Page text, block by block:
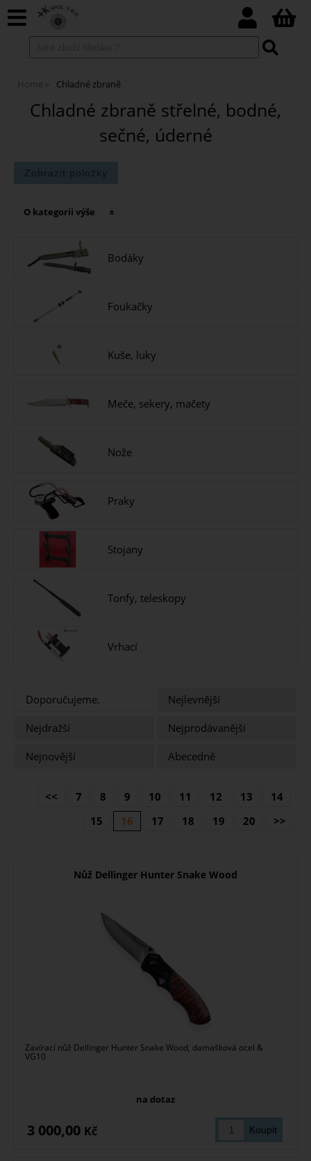
Home Chladné zbraně
Chladné zbraně střelné, bodné,
sečné, úderné
O kategorii výše
Bodáky
Foukačky
Kuše, luky
Meče, sekery, mačety
Nože
Praky
Stojany
Tonfy, teleskopy
Vrhací
Doporučujeme.
Nejlevnější
Nejdražší
Nejprodávanější
Nejnovější
Abecedně
<< 7 8 9 10 11 12 13
14
15
16 17 18 19 20 >>
Nůž Dellinger Hunter Snake Wood
Zavírací nůž Dellinger Hunter Snake Wood, damašková ocel &
VG10
na dotaz
3 000,00 Kč